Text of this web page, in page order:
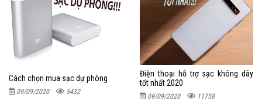
Cách chọn mua sạc dự phòng
09/09/2020 5432
Điện thoại hỗ trợ sạc không dây
tốt nhất 2020
09/09/2020 11758